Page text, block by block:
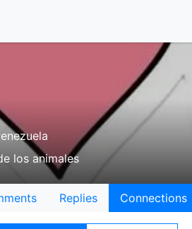
los animales
Replies Connections